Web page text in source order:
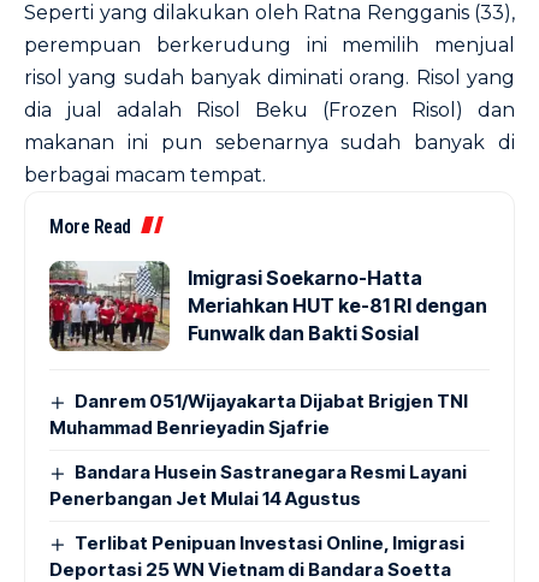
Seperti yang dilakukan oleh Ratna Rengganis (33),
perempuan berkerudung ini memilih menjual
risol yang sudah banyak diminati orang. Risol yang
dia jual adalah Risol Beku (Frozen Risol) dan
makanan ini pun sebenarnya sudah banyak di
berbagai macam tempat.
More Read
Imigrasi Soekarno-Hatta
Meriahkan HUT ke-81 RI dengan
Funwalk dan Bakti Sosial
Danrem 051/Wijayakarta Dijabat Brigjen TNI
Muhammad Benrieyadin Sjafrie
Bandara Husein Sastranegara Resmi Layani
Penerbangan Jet Mulai 14 Agustus
Terlibat Penipuan Investasi Online, Imigrasi
Deportasi 25 WN Vietnam di Bandara Soetta